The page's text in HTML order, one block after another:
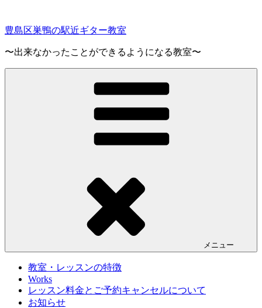
テ
へ
豊島区巣鴨の駅近ギター教室
〜出来なかったことができるようになる教室〜
メニュー
教室・レッスンの特徴
Works
レッスン料金とご予約キャンセルについて
お知らせ